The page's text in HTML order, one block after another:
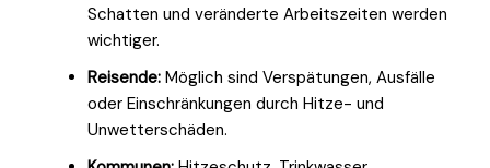
Schatten und veränderte Arbeitszeiten werden
wichtiger.
Reisende: Möglich sind Verspätungen, Ausfälle
oder Einschränkungen durch Hitze- und
Unwetterschäden.